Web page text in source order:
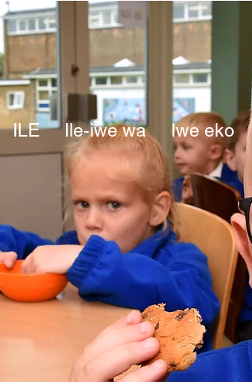
ILE Ile-iwe wa Iwe eko